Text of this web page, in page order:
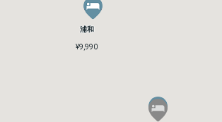
浦和
¥9,990
浦和
¥9,990